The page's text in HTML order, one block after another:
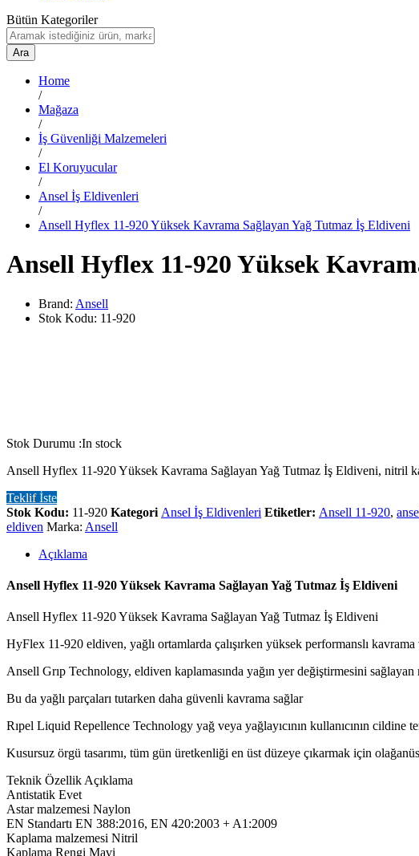
Bütün Kategoriler
Ara
Home
/
Mağaza
/
İş Güvenliği Malzemeleri
/
El Koruyucular
/
Ansel İş Eldivenleri
/
Ansell Hyflex 11-920 Yüksek Kavrama Sağlayan Yağ Tutmaz İş Eldiveni
Ansell Hyflex 11-920 Yüksek
Brand: Ansell
Stok Kodu: 11-920
Stok Durumu :In stock
Ansell Hyflex 11-920 Yüksek Kavrama Sağlayan Yağ Tutmaz İş Eldiveni, nitril
Teklif İste
Stok Kodu: 11-920 Kategori Ansel İş Eldivenleri Etiketler: Ansell 11-920,
eldiven Marka: Ansell
Açıklama
Ansell Hyflex 11-920 Yüksek Kavrama Sağlayan Yağ Tutmaz İş Eldiveni
Ansell Hyflex 11-920 Yüksek Kavrama Sağlayan Yağ Tutmaz İş Eldiveni
HyFlex 11-920 eldiven, yağlı ortamlarda çalışırken yüksek performanslı
Ansell Grıp Technology, eldiven kaplamasında yağın yer değiştirmesini
Bu da yağlı parçaları tutarken daha güvenli kavrama sağlar
Rıpel Liquid Repellence Technology yağ veya yağlayıcının kullanıcının
Kusursuz örgü tasarımı, tüm gün üretkenliği en üst düzeye çıkarmak için
Teknik Özellik Açıklama
Antistatik Evet
Astar malzemesi Naylon
EN Standartı EN 388:2016, EN 420:2003 + A1:2009
Kaplama malzemesi Nitril
Kaplama Rengi Mavi